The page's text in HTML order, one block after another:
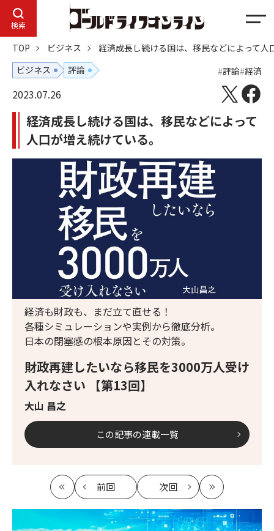
検索
メ
ュ
ー
TOP ビジネス
経済成長し続ける国は、移民などによって人
ビジネス
評論 評論 経済
2023.07.26
経済成長し続ける国は、移民などによって
人口が増え続けている。
財政再建したいなら移民を3000万人受け
入れなさい 【第13回】
大山 昌之
経済も財政も、まだ立て直せる！
各種シミュレーションや実例から徹底分析。
日本の閉塞感の根本原因とその対策。
この記事の連載一覧
最
初
前回
記
事
次回
記
事
最
新